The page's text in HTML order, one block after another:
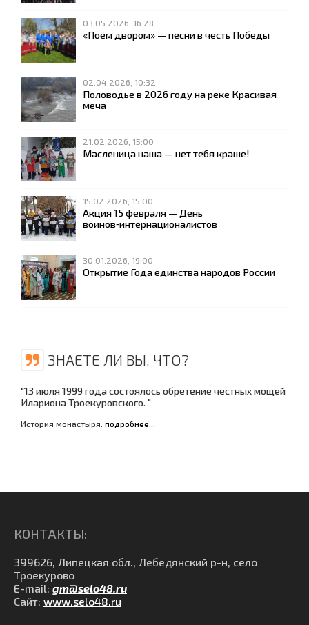
03.05.2026, 16:28
«Поём двором» — песни в честь Победы
02.04.2026, 10:32
Половодье в 2026 году на реке Красивая
меча
21.02.2026, 15:00
Масленица наша — нет тебя краше!
15.02.2026, 15:00
Акция 15 февраля — День
воинов‑интернационалистов
30.01.2026, 19:00
Открытие Года единства народов России
ЗНАЕТЕ ЛИ ВЫ, ЧТО?
"13 июля 1999 года состоялось обретение честных мощей
Илариона Троекуровского. "
История монастыря: подробнее...
КОНТАКТЫ:
399626, Липецкая обл., Лебедянский р-н, село
Троекурово
E-mail: gm@selo48.ru
Сайт: www.selo48.ru